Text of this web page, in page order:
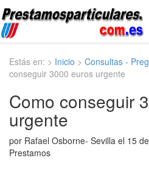
Estás en: > Inicio > Consultas -
conseguir 3000 euros urgente
Como conseguir
urgente
por Rafael Osborne- Sevilla el 15
Prestamos